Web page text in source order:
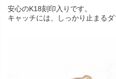
安心のK18刻印入りです。
キャッチには、しっかり止まる